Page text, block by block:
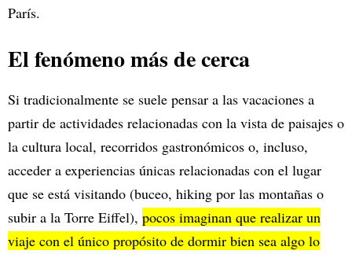
París.
El fenómeno más de cerca
Si tradicionalmente se suele pensar a las vacaciones a
partir de actividades relacionadas con la vista de paisajes o
la cultura local, recorridos gastronómicos o, incluso,
acceder a experiencias únicas relacionadas con el lugar
que se está visitando (buceo, hiking por las montañas o
subir a la Torre Eiffel), pocos imaginan que realizar un
viaje con el único propósito de dormir bien sea algo lo